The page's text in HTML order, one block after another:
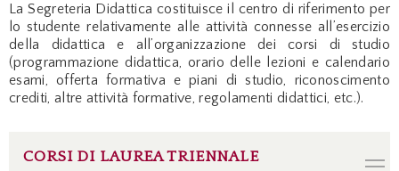
La Segreteria Didattica costituisce il centro di riferimento per
lo studente relativamente alle attività connesse all’esercizio
della didattica e all’organizzazione dei corsi di studio
(programmazione didattica, orario delle lezioni e calendario
esami, offerta formativa e piani di studio, riconoscimento
crediti, altre attività formative, regolamenti didattici, etc.).
CORSI DI LAUREA TRIENNALE